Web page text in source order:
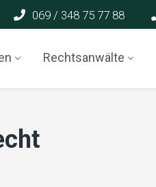
069 / 348 75 77 88
Rechtsanwälte